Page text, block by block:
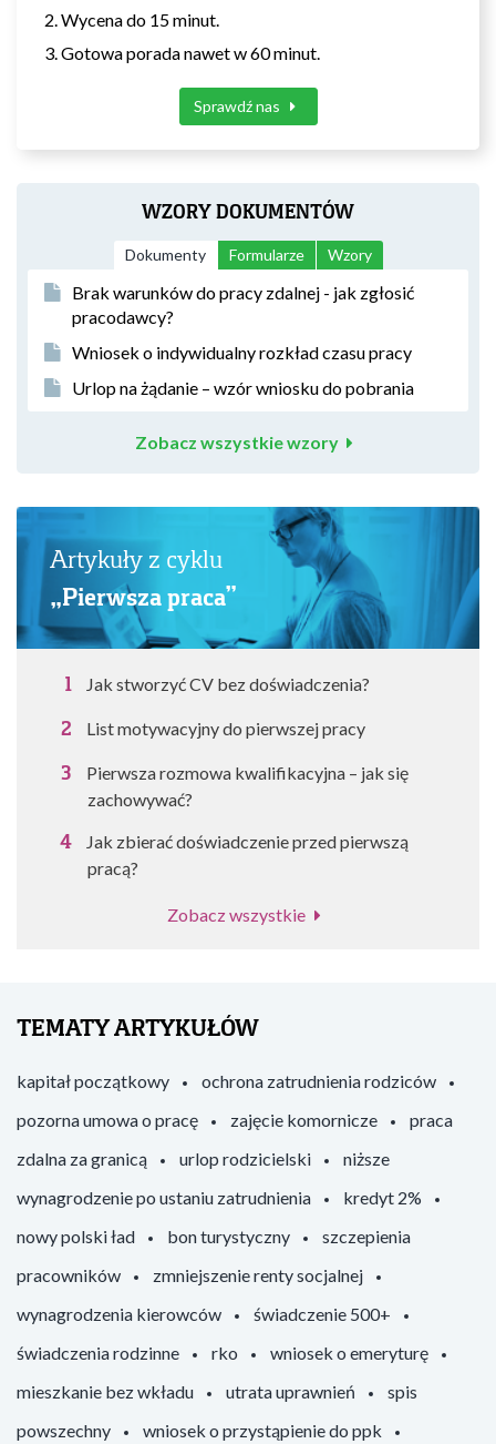
Wycena do 15 minut.
Gotowa porada nawet w 60 minut.
Sprawdź nas
WZORY DOKUMENTÓW
Dokumenty Formularze Wzory
Brak warunków do pracy zdalnej - jak zgłosić
pracodawcy?
Wniosek o indywidualny rozkład czasu pracy
Urlop na żądanie – wzór wniosku do pobrania
Zobacz wszystkie wzory
Artykuły z cyklu
„Pierwsza praca”
Jak stworzyć CV bez doświadczenia?
List motywacyjny do pierwszej pracy
Pierwsza rozmowa kwalifikacyjna – jak się
zachowywać?
Jak zbierać doświadczenie przed pierwszą
pracą?
Zobacz wszystkie
TEMATY ARTYKUŁÓW
kapitał początkowy
ochrona zatrudnienia rodziców
pozorna umowa o pracę
zajęcie komornicze
praca
zdalna za granicą
urlop rodzicielski
niższe
wynagrodzenie po ustaniu zatrudnienia
kredyt 2%
nowy polski ład
bon turystyczny
szczepienia
pracowników
zmniejszenie renty socjalnej
wynagrodzenia kierowców
świadczenie 500+
świadczenia rodzinne
rko
wniosek o emeryturę
mieszkanie bez wkładu
utrata uprawnień
spis
powszechny
wniosek o przystąpienie do ppk